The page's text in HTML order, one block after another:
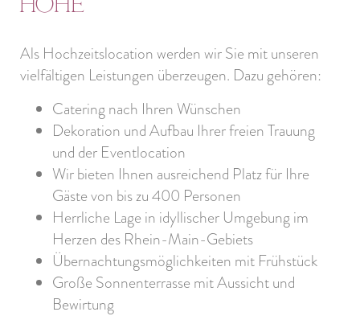
Als Hochzeitslocation werden wir Sie mit unseren
vielfältigen Leistungen überzeugen. Dazu gehören:
Catering nach Ihren Wünschen
Dekoration und Aufbau Ihrer freien Trauung
und der Eventlocation
Wir bieten Ihnen ausreichend Platz für Ihre
Gäste von bis zu 400 Personen
Herrliche Lage in idyllischer Umgebung im
Herzen des Rhein-Main-Gebiets
Übernachtungsmöglichkeiten mit Frühstück
Große Sonnenterrasse mit Aussicht und
Bewirtung